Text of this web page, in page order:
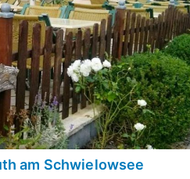
am Schwielowsee